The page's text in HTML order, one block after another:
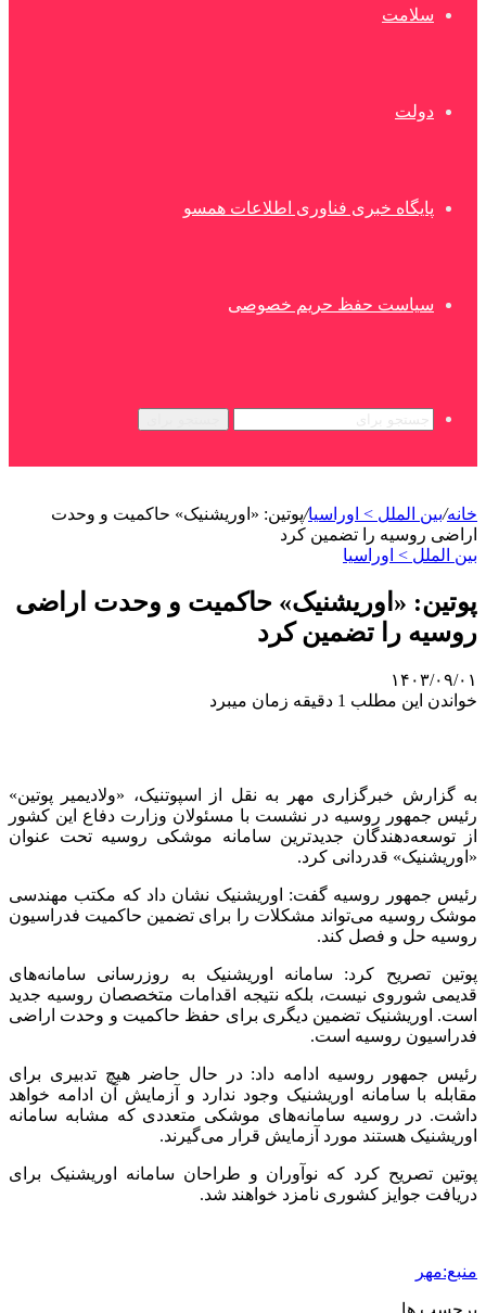
سلامت
دولت
پایگاه خبری فناوری اطلاعات همسو
سیاست حفظ حریم خصوصی
خانه/بین الملل > اوراسیا/پوتین: «اوریشنیک» حاکمیت و وحدت
اراضی روسیه را تضمین کرد
بین الملل > اوراسیا
پوتین: «اوریشنیک» حاکمیت و وحدت اراضی
روسیه را تضمین کرد
۱۴۰۳/۰۹/۰۱
خواندن این مطلب 1 دقیقه زمان میبرد
به گزارش خبرگزاری مهر به نقل از اسپوتنیک، «ولادیمیر پوتین»
رئیس جمهور روسیه در نشست با مسئولان وزارت دفاع این کشور
از توسعه‌دهندگان جدیدترین سامانه موشکی روسیه تحت عنوان
« اوریشنیک» قدردانی کرد.
رئیس جمهور روسیه گفت: اوریشنیک نشان داد که مکتب مهندسی
موشک روسیه می‌تواند مشکلات را برای تضمین حاکمیت فدراسیون
روسیه حل و فصل کند.
پوتین تصریح کرد: سامانه اوریشنیک به روزرسانی سامانه‌های
قدیمی شوروی نیست، بلکه نتیجه اقدامات متخصصان روسیه جدید
است. اوریشنیک تضمین دیگری برای حفظ حاکمیت و وحدت اراضی
فدراسیون روسیه است.
رئیس جمهور روسیه ادامه داد:در حال حاضر
هیچ تدبیری برای
مقابله با سامانه
اوریشنیک وجود ندارد و آزمایش آن ادامه خواهد
داشت. در روسیه سامانه‌های موشکی متعددی که مشابه سامانه
اوریشنیک هستند مورد آزمایش قرار می‌گیرند.
پوتین تصریح کرد که نوآوران و طراحان سامانه اوریشنیک برای
دریافت جوایز کشوری نامزد خواهند شد.
منبع:مهر
برچسب ها